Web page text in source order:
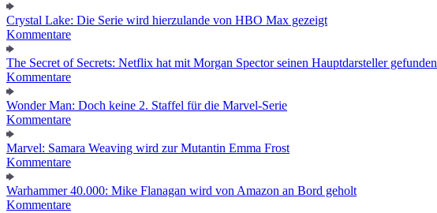
Crystal Lake: Die Serie wird hierzulande von HBO Max gezeigt
Kommentare
The Secret of Secrets: Netflix hat mit Morgan Spector seinen Hauptdarsteller gefunden
Kommentare
Wonder Man: Doch keine 2. Staffel für die Marvel-Serie
Kommentare
Marvel: Samara Weaving wird zur Mutantin Emma Frost
Kommentare
Warhammer 40.000: Mike Flanagan wird von Amazon an Bord geholt
Kommentare